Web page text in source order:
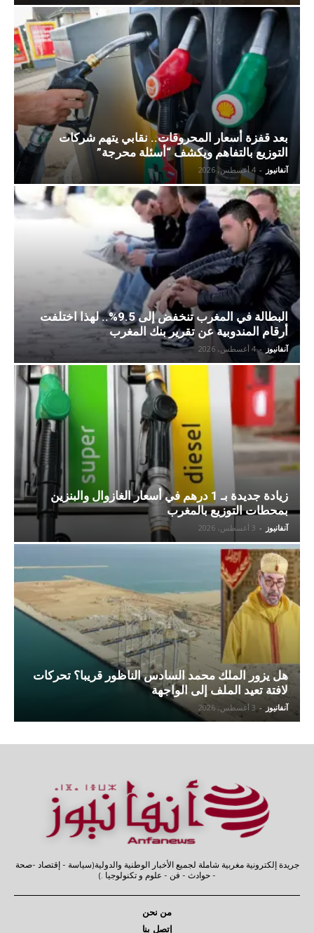
بعد قفزة أسعار المحروقات.. نقابي يتهم شركات
التوزيع بالتفاهم ويكشف “أسئلة محرجة”
آنفانيوز - 4 أغسطس، 2026
البطالة في المغرب تنخفض إلى 9.5%.. لهذا اختلفت
أرقام المندوبية عن تقرير بنك المغرب
آنفانيوز - 4 أغسطس، 2026
زيادة جديدة بـ 1 درهم في أسعار الغازوال والبنزين
بمحطات التوزيع بالمغرب
آنفانيوز - 3 أغسطس، 2026
هل يزور الملك محمد السادس الناظور قريبا؟ تحركات
لافتة تعيد الملف إلى الواجهة
آنفانيوز - 3 أغسطس، 2026
جريدة إلكترونية مغربية شاملة لجميع الأخبار الوطنية والدولية(سياسة - إقتصاد -صحة
- حوادث - فن - علوم و تكنولوجيا .)
من نحن
إتصل بنا